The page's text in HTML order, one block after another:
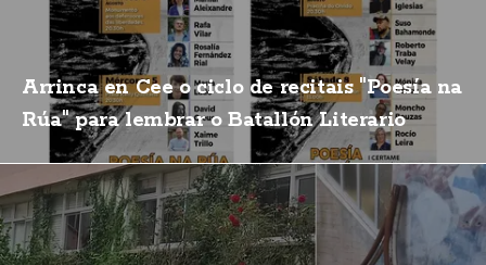
Arrinca en Cee o ciclo de recitais "Poesía na
Rúa" para lembrar o Batallón Literario